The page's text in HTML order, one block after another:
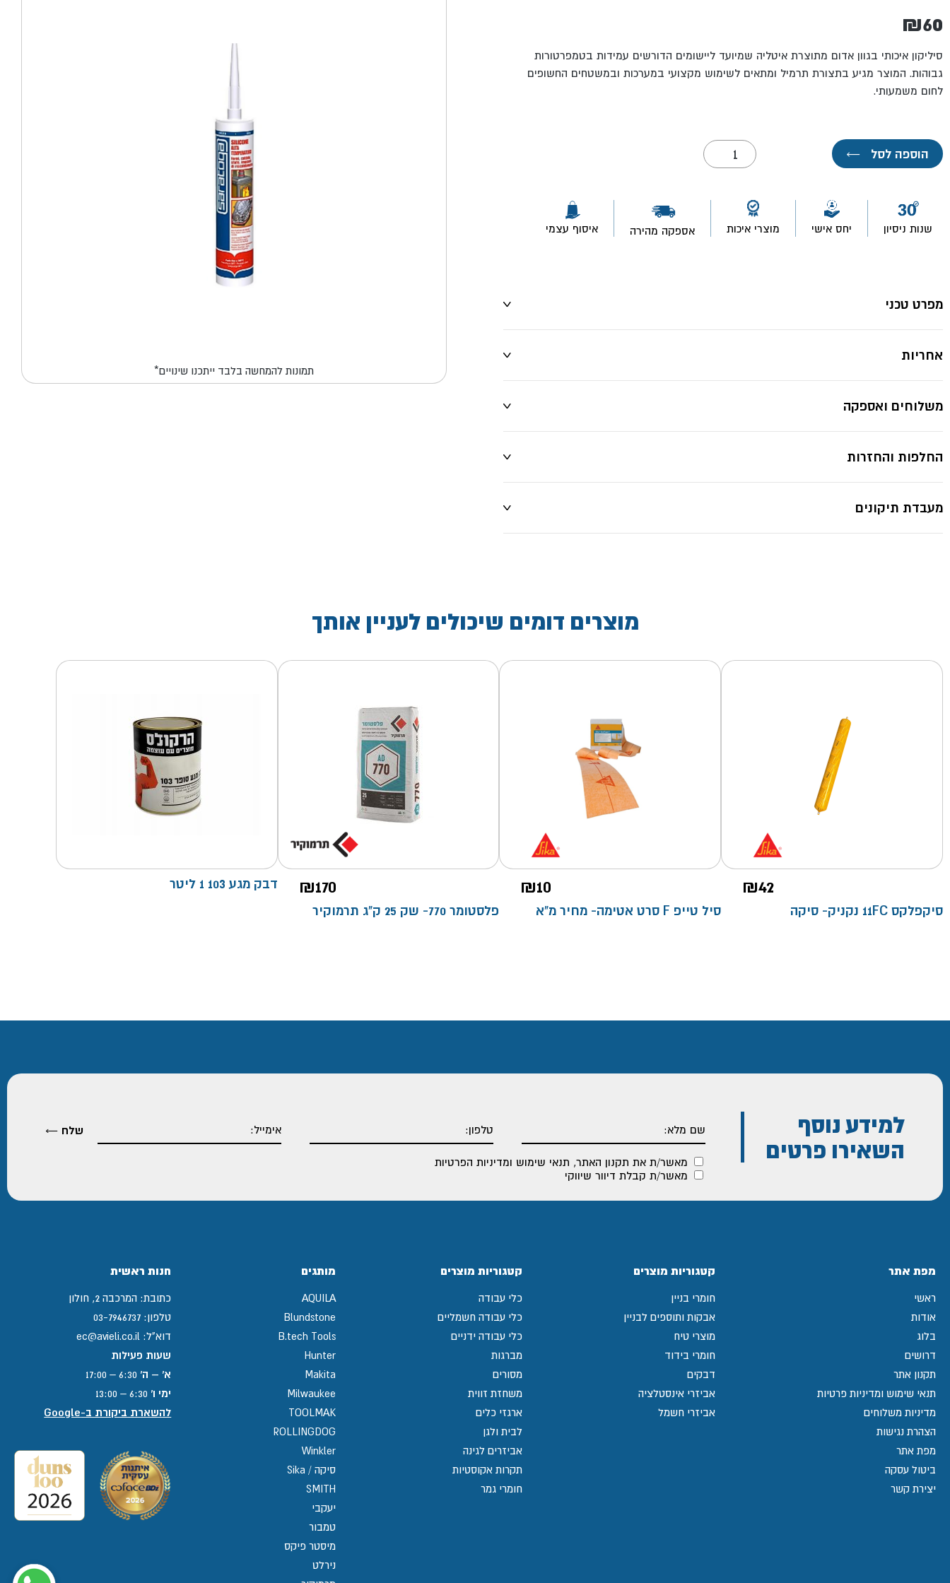
₪60
סיליקון איכותי בגוון אדום מתוצרת איטליה שמיועד ליישומים הדורשים עמידות בטמפרטורות
גבוהות. המוצר מגיע בתצורת תרמיל ומתאים לשימוש מקצועי במערכות ובמשטחים החשופים
לחום משמעותי.
הוספה לסל ←
כמות
של
תרמיל
בחום
מעלות
שנות ניסיון יחס אישי מוצרי איכות אספקה מהירה איסוף עצמי
מפרט טכני
אחריות
משלוחים ואספקה
החלפות והחזרות
מעבדת תיקונים
*תמונות להמחשה בלבד ייתכנו שינויים
מוצרים דומים שיכולים לעניין אותך
₪42
סיקפלקס 11FC נקניק- סיקה
₪10
סיל טייפ F סרט אטימה- מחיר מ"א
₪170
פלסטומר 770- שק 25 ק"ג תרמוקיר
דבק מגע 103 1 ליטר
למידע נוסף
השאירו פרטים
מאשר/ת את תקנון האתר, תנאי שימוש ומדיניות הפרטיות
מאשר/ת קבלת דיוור שיווקי
מפת אתר
ראשי
אודות
בלוג
דרושים
תקנון אתר
תנאי שימוש ומדיניות פרטיות
מדיניות משלוחים
הצהרת נגישות
מפת אתר
ביטול עסקה
יצירת קשר
קטגוריות מוצרים
חומרי בניין
אבקות ותוספים לבניין
מוצרי טיח
חומרי בידוד
דבקים
אביזרי אינסטלציה
אביזרי חשמל
קטגוריות מוצרים
כלי עבודה
כלי עבודה חשמליים
כלי עבודה ידניים
מברגות
מסורים
משחזת זווית
ארגזי כלים
לבית ולגן
אביזרים לגינה
תקרות אקוסטיות
חומרי גמר
מותגים
AQUILA
Blundstone
B.tech Tools
Hunter
Makita
Milwaukee
TOOLMAK
ROLLINGDOG
Winkler
סיקה / Sika
SMITH
יעקבי
טמבור
מיסטר פיקס
נירלט
חנות ראשית
כתובת: המרכבה 2, חולון
טלפון: 03-7946737
דוא"ל: ec@avieli.co.il
שעות פעילות
א' – ה'
ימי ו'
להשארת ביקורת ב-Google